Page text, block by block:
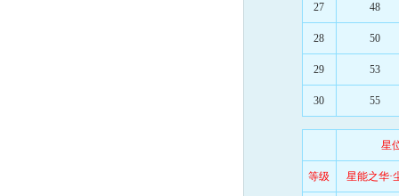
27 48
28 50
29 53
30 55
星
等级 星能之华·